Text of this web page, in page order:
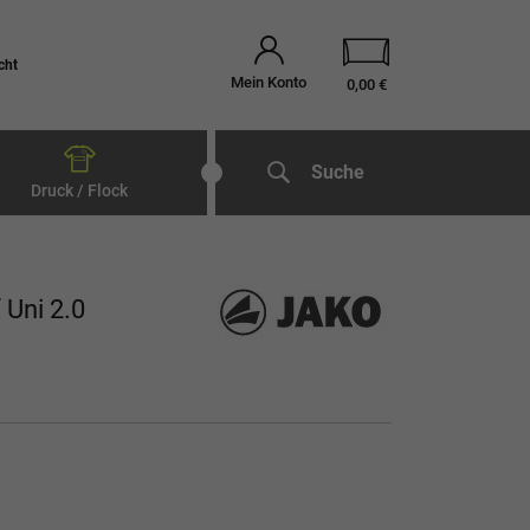
Mein Konto 0,00 €
Druck / Flock
Suche
2.0